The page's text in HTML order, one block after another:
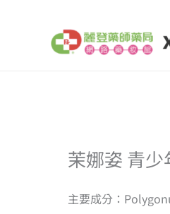
茉娜姿 青少
主要成分：
依
熱
銷
序